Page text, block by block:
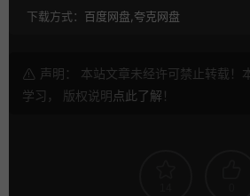
下载方式： 百度网盘,夸克网盘
声明： 本站文章未经许可禁止转载！
学习， 版权说明点此了解 ！